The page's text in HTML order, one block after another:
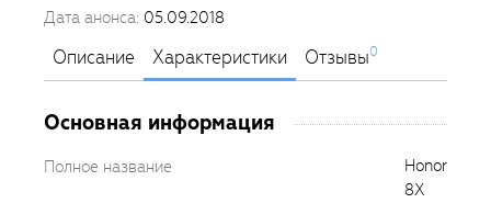
Дата анонса: 05.09.2018
Описание Характеристики Отзывы0
Основная информация
Полное название
Honor
8X